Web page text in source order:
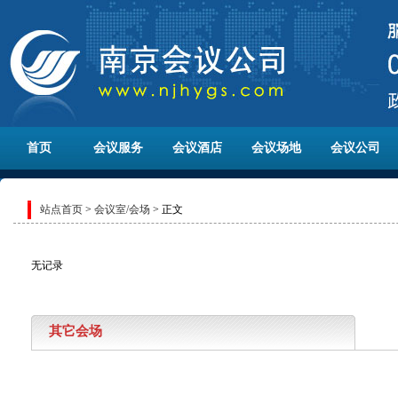
首页 会议服务 会议酒店 会议场地 会议公司
站点首页 > 会议室/会场 > 正文
无记录
其它会场